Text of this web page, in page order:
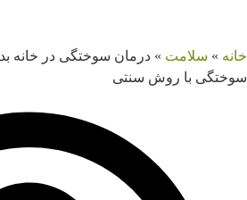
خانه » سلامت » درمان سوختگی در خانه
سوختگی با روش سنتی